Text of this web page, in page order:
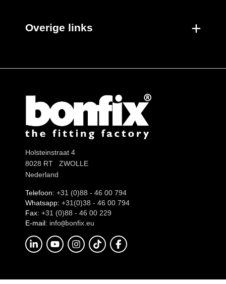
Overige links
Holsteinstraat 4
8028 RT ZWOLLE
Nederland
Telefoon: +31 (0)88 - 46 00 794
Whatsapp: +31(0)38 - 46 00 794
Fax: +31 (0)88 - 46 00 229
E-mail: info@bonfix.eu